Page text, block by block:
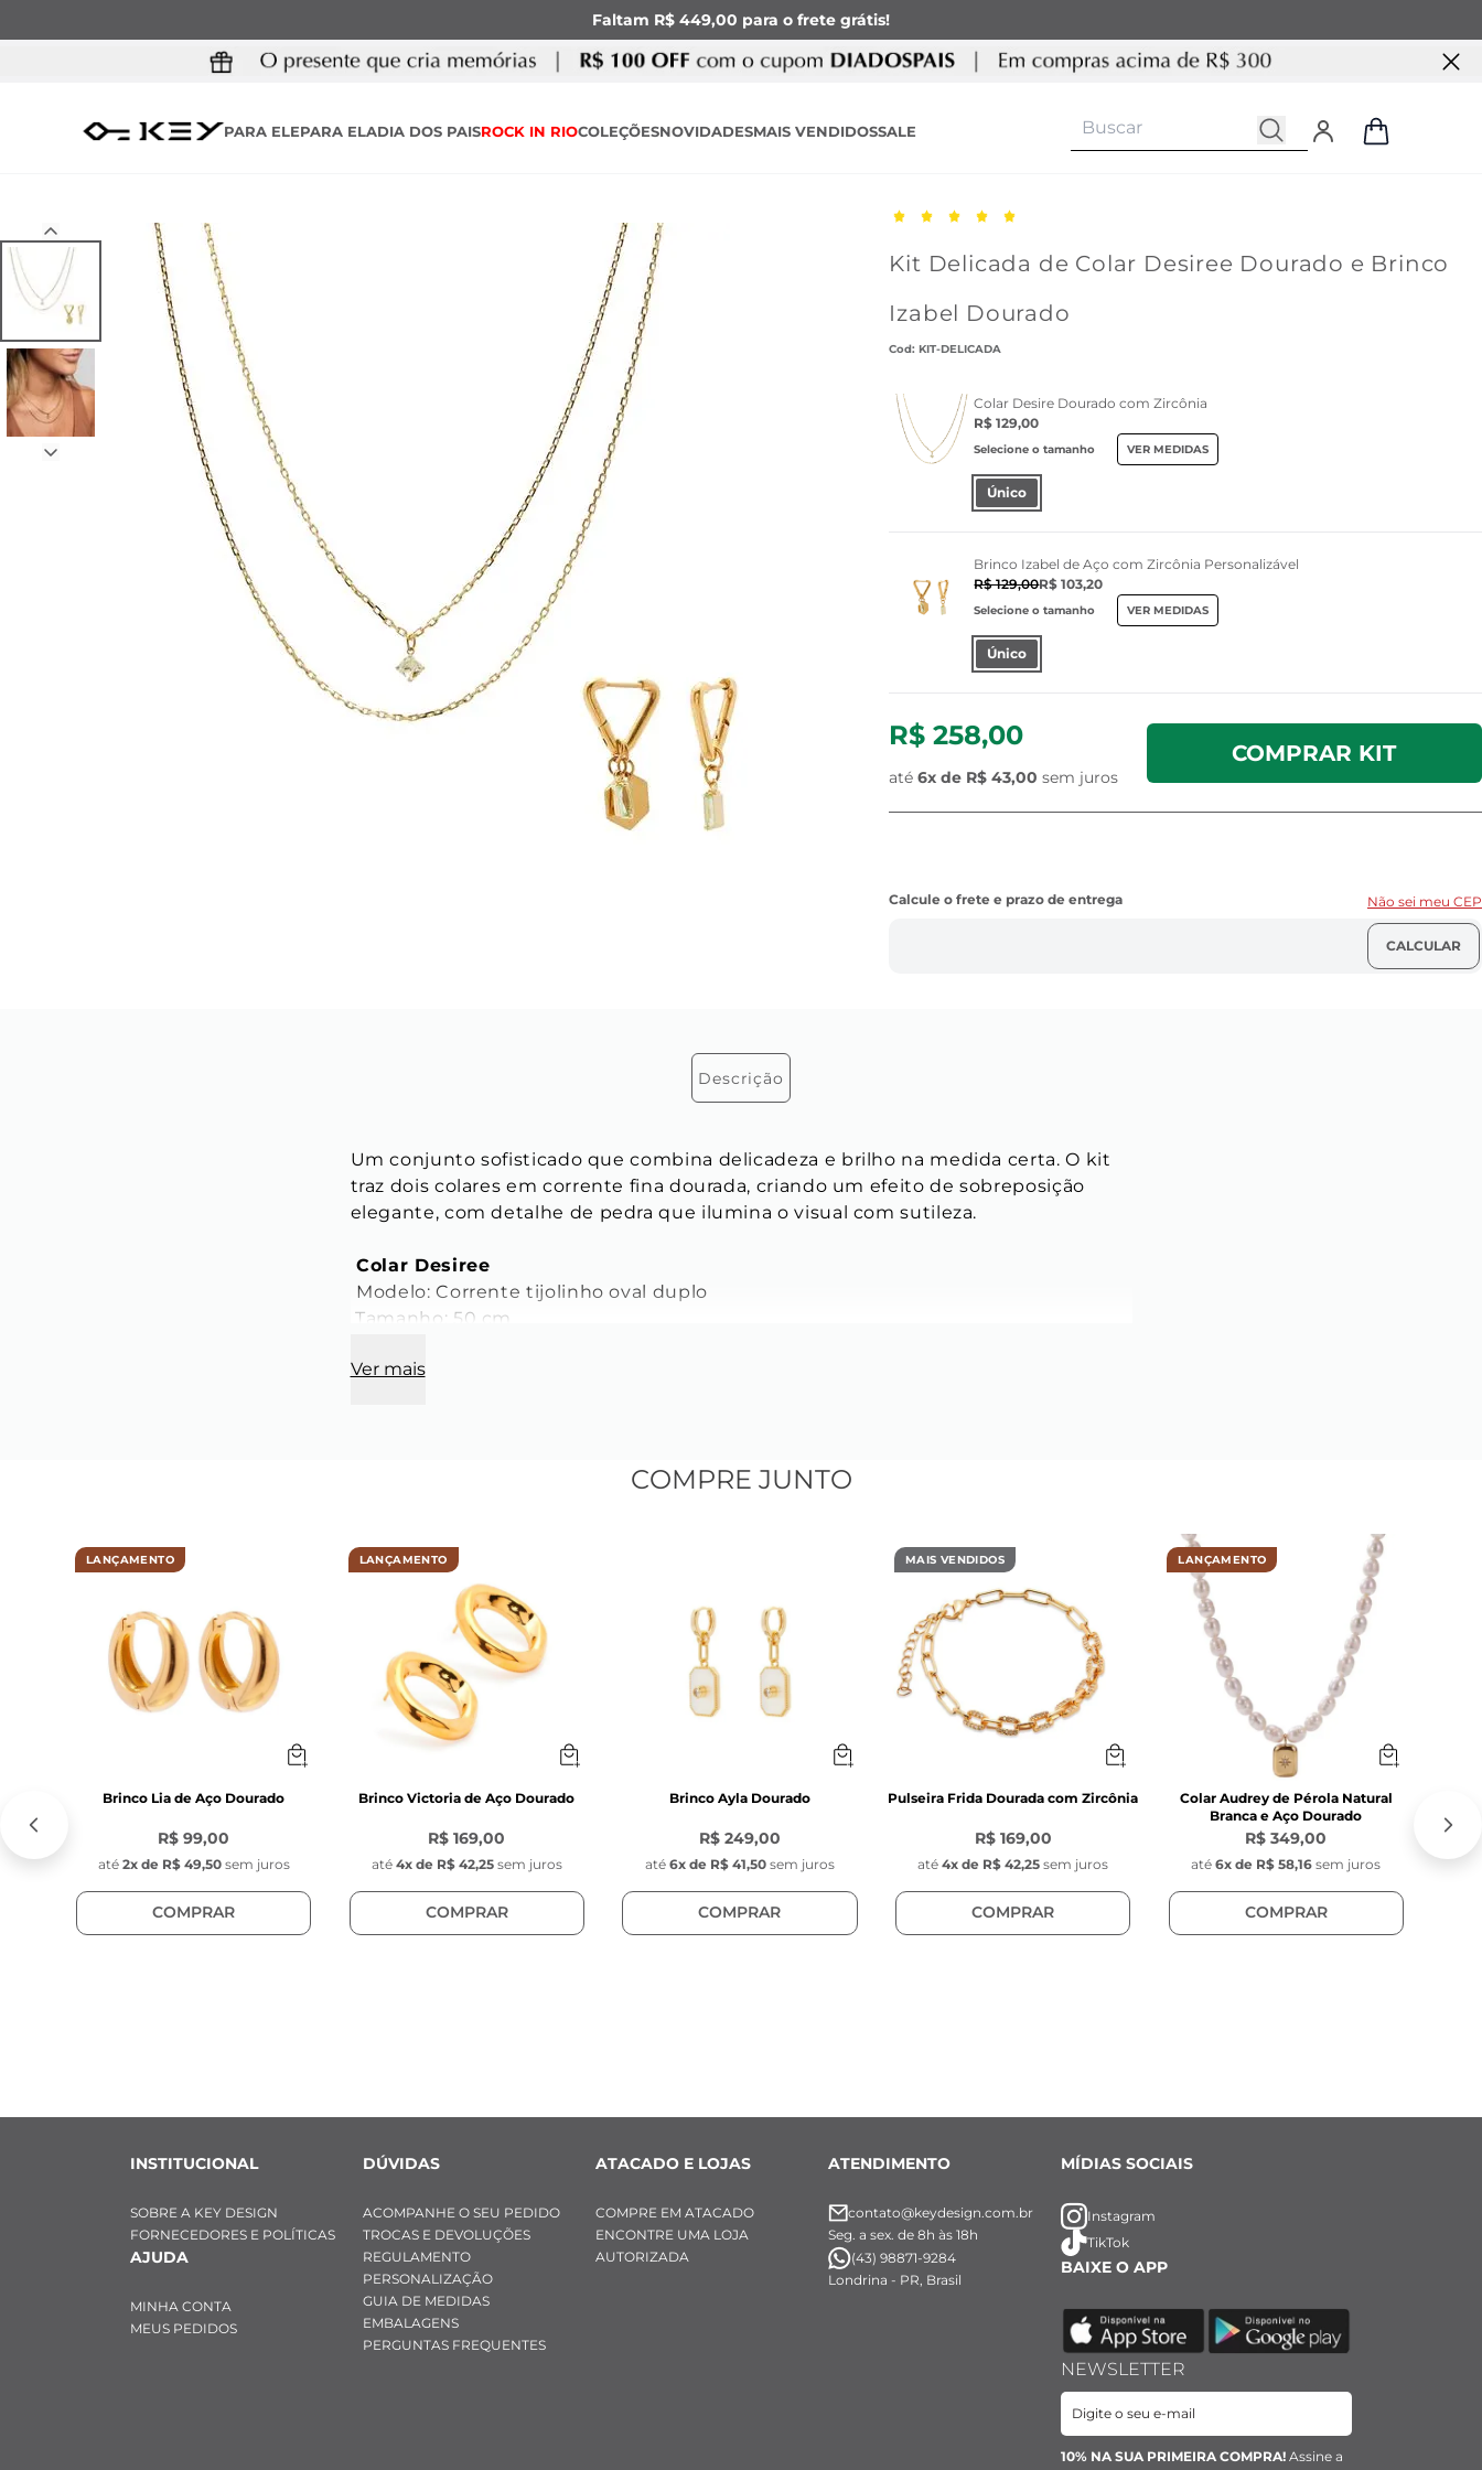
Faltam R$ 449,00 para o frete grátis!
PARA ELEPARA ELADIA DOS PAISROCK IN RIOCOLEÇÕESNOVIDADESMAIS VENDIDOSSALE
Kit Delicada de Colar Desiree Dourado e Brinco
Izabel Dourado
:KIT-DELICADA
Colar Desire Dourado com Zircônia
R$ 129,00
Selecione o tamanho VER MEDIDAS
Único
Brinco Izabel de Aço com Zircônia Personalizável
R$ 129,00R$ 103,20
Selecione o tamanho VER MEDIDAS
Único
R$ 258,00
até 6x de R$ 43,00 sem juros
COMPRAR KIT
Não sei meu CEP
Descrição
Um conjunto sofisticado que combina delicadeza e brilho na medida certa. O kit
traz dois colares em corrente fina dourada, criando um efeito de sobreposição
elegante, com detalhe de pedra que ilumina o visual com sutileza.
Colar Desiree
Modelo: Corrente tijolinho oval duplo
Tamanho: 50 cm
Largura: 2 mm
Material: Aço inoxidável banhado a ouro 18k
Modelo Pedra Zircônia Verde 7 mm x 4 mm x 3 mm
Pingente tag
Comprimento: 9 mm
Largura: 4 mm
Espessura: 0.40 mm
Material: Aço inoxidável
Cor: Dourado
Brinco Izabel de Aço Dourado
Comprimento: 17 mm
Largura: 15 mm
Espessura: 2.5 mm
Cor: Dourado
-A fonte utilizada na personalização é a Optima 3L.
Modelo Pedra Zircônia Verde 7 mm x 4 mm x 3 mm
Ver mais
COMPRE JUNTO
LANÇAMENTO
Brinco Lia de Aço Dourado
R$ 99,00
até 2x de R$ 49,50 sem juros
COMPRAR
LANÇAMENTO
Brinco Victoria de Aço Dourado
R$ 169,00
até 4x de R$ 42,25 sem juros
COMPRAR
Brinco Ayla Dourado
R$ 249,00
até 6x de R$ 41,50 sem juros
COMPRAR
MAIS VENDIDOS
Pulseira Frida Dourada com Zircônia
R$ 169,00
até 4x de R$ 42,25 sem juros
COMPRAR
LANÇAMENTO
Colar Audrey de Pérola Natural
Branca e Aço Dourado
R$ 349,00
até 6x de R$ 58,16 sem juros
COMPRAR
INSTITUCIONAL
SOBRE A KEY DESIGN
FORNECEDORES E POLÍTICAS
AJUDA
MINHA CONTA
MEUS PEDIDOS
DÚVIDAS
ACOMPANHE O SEU PEDIDO
TROCAS E DEVOLUÇÕES
REGULAMENTO
PERSONALIZAÇÃO
GUIA DE MEDIDAS
EMBALAGENS
PERGUNTAS FREQUENTES
ATACADO E LOJAS
COMPRE EM ATACADO
ENCONTRE UMA LOJA
AUTORIZADA
ATENDIMENTO
contato@keydesign.com.br
Seg. a sex. de 8h às 18h
(43) 98871-9284
Londrina - PR, Brasil
MÍDIAS SOCIAIS
Instagram
TikTok
BAIXE O APP
NEWSLETTER
10% NA SUA PRIMEIRA COMPRA! Assine a